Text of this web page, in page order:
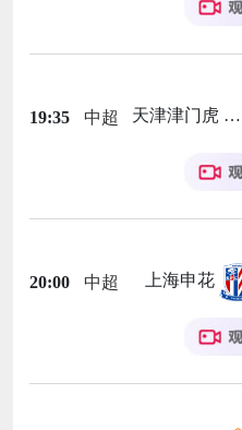
19:35 中超 天津津门虎
20:00 中超 上海申花